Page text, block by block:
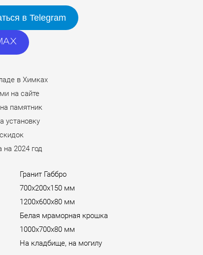
в Telegram
в Химках
на сайте
памятник
установку
на 2024 год
Гранит Габбро
700х200х150 мм
1200х600х80 мм
Белая мраморная крошка
1000х700х80 мм
На кладбище, на могилу